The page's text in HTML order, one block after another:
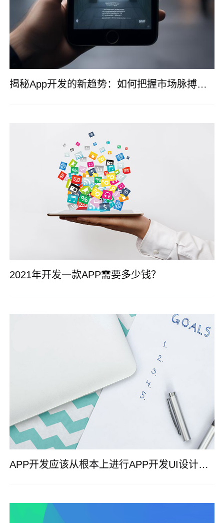
揭秘App开发的新趋势：如何把握市场脉搏，打造用户挚爱的应用？
2021年开发一款APP需要多少钱？
APP开发应该从根本上进行APP开发UI设计配色原则